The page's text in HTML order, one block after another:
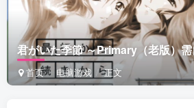
君がいた季節 ～Primary（老版）
首页 电脑游戏 正文